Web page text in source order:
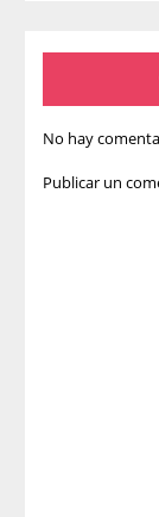
No hay
Publicar un